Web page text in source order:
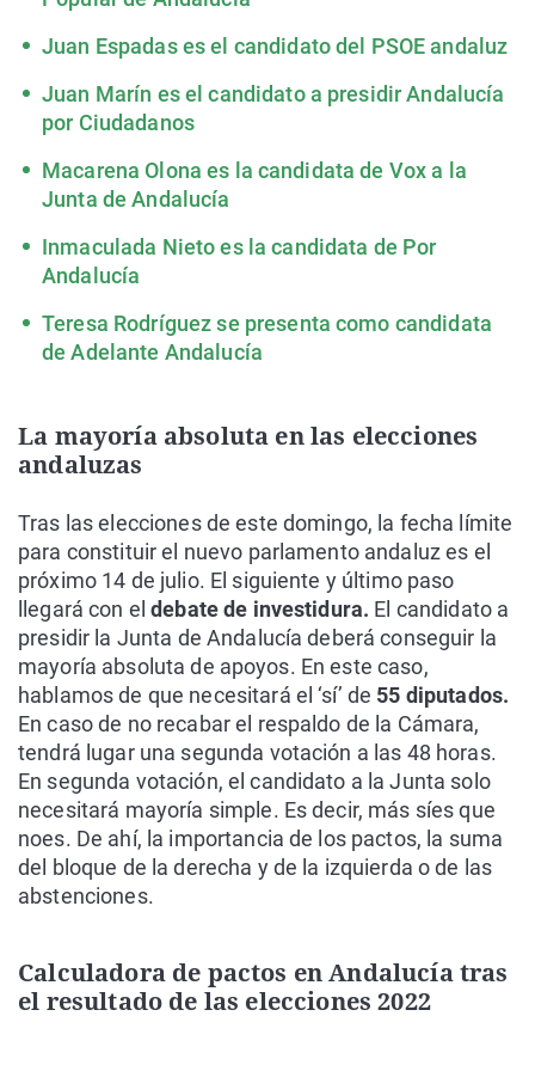
Juan Espadas es el candidato del PSOE andaluz
Juan Marín es el candidato a presidir Andalucía
por Ciudadanos
Macarena Olona es la candidata de Vox a la
Junta de Andalucía
Inmaculada Nieto es la candidata de Por
Andalucía
Teresa Rodríguez se presenta como candidata
de Adelante Andalucía
La mayoría absoluta en las elecciones
andaluzas
Tras las elecciones de este domingo, la fecha límite
para constituir el nuevo parlamento andaluz es el
próximo 14 de julio. El siguiente y último paso
llegará con eldebate de investidura. El candidato a
presidir la Junta de Andalucía deberá conseguir la
mayoría absoluta de apoyos. En este caso,
hablamos de que necesitará el ‘sí’ de 55 diputados.
En caso de no recabar el respaldo de la Cámara,
tendrá lugar una segunda votación a las 48 horas.
En segunda votación, el candidato a la Junta solo
necesitará mayoría simple. Es decir, más síes que
noes. De ahí, la importancia de los pactos, la suma
del bloque de la derecha y de la izquierda o de las
abstenciones.
Calculadora de pactos en Andalucía tras
el resultado de las elecciones 2022